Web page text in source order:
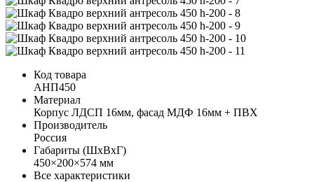
Код товара
АНП450
Материал
Корпус ЛДСП 16мм, фасад МДФ 16мм + ПВХ
Производитель
Россия
Габариты (ШхВхГ)
450×200×574 мм
Все характеристики